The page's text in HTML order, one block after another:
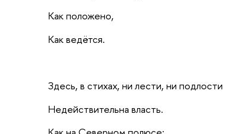
Как положено,
Как ведётся.
Здесь, в стихах, ни лести, ни подлости
Недействительна власть.